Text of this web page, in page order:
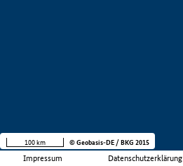
Impressum Datenschutzerklärung
100 km © Geobasis-DE / BKG 2015